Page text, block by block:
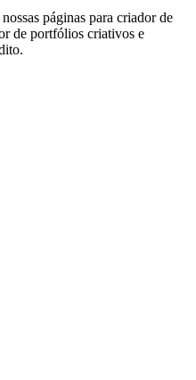
páginas para criador de
de portfólios criativos e